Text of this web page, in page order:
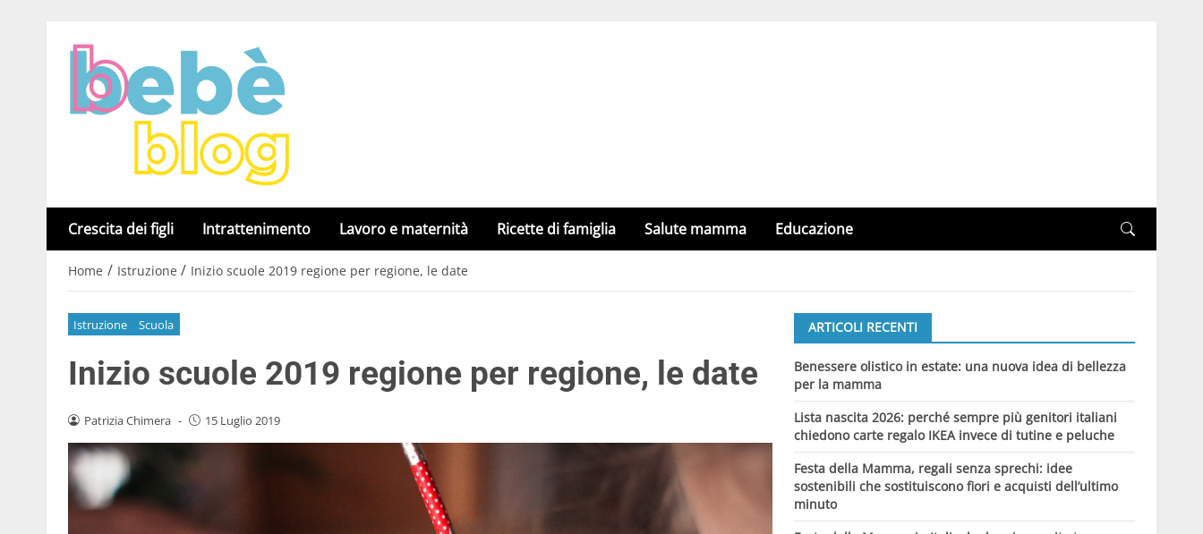
Crescita dei figli Intrattenimento Lavoro e maternità Ricette di famiglia Salute mamma Educazione
Home / Istruzione / Inizio scuole 2019 regione per regione, le date
Istruzione Scuola
Inizio scuole 2019 regione per regione, le date
Patrizia Chimera - 15 Luglio 2019
ARTICOLI RECENTI
Benessere olistico in estate: una nuova idea di bellezza
per la mamma
Lista nascita 2026: perché sempre più genitori italiani
chiedono carte regalo IKEA invece di tutine e peluche
Festa della Mamma, regali senza sprechi: idee
sostenibili che sostituiscono fiori e acquisti dell’ultimo
minuto